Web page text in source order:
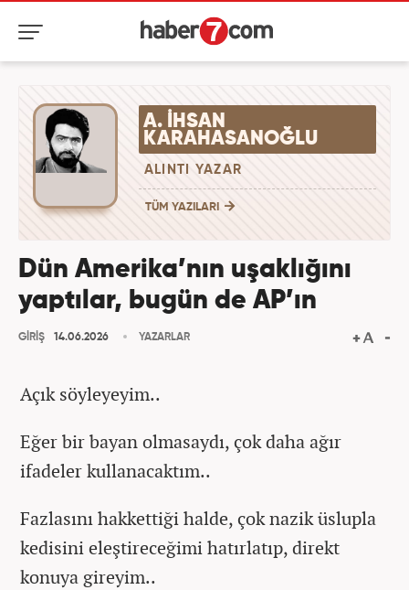
A. İHSAN
KARAHASANOĞLU
ALINTI YAZAR
TÜM YAZILARI
Dün Amerika’nın uşaklığını
yaptılar, bugün de AP’ın
GİRİŞ 14.06.2026 YAZARLAR
Açık söyleyeyim..
Eğer bir bayan olmasaydı, çok daha ağır
ifadeler kullanacaktım..
Fazlasını hakkettiği halde, çok nazik üslupla
kedisini eleştireceğimi hatırlatıp, direkt
konuya gireyim..